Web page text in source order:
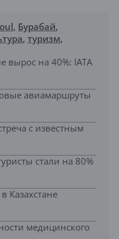
, Бурабай,
, туризм,
вырос на 40%: IATA
авиамаршруты
с известным
стали на 80%
Казахстане
медицинского